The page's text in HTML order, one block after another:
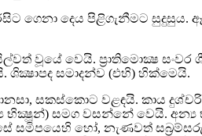
ගෙනා දෙය පිළිගැනීමට සුදුසුය.
වූයේ වෙයි. ප්‍රාතිමොක්‍ෂ
ශික්‍ෂාපද සමාදන්ව (එහි) හික්මෙයි.
සකස්කොට වළඳයි. කාය
භික්‍ෂූන්) සමග වසන්නේ වෙයි.
සමිපයෙහි හෝ, නැණවත්